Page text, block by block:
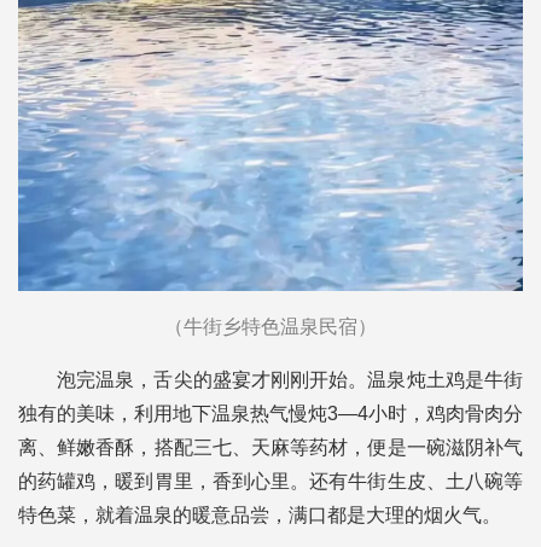
（牛街乡特色温泉民宿）
泡完温泉，舌尖的盛宴才刚刚开始。温泉炖土鸡是牛街
独有的美味，利用地下温泉热气慢炖3—4小时，鸡肉骨肉分
离、鲜嫩香酥，搭配三七、天麻等药材，便是一碗滋阴补气
的药罐鸡，暖到胃里，香到心里。还有牛街生皮、土八碗等
特色菜，就着温泉的暖意品尝，满口都是大理的烟火气。